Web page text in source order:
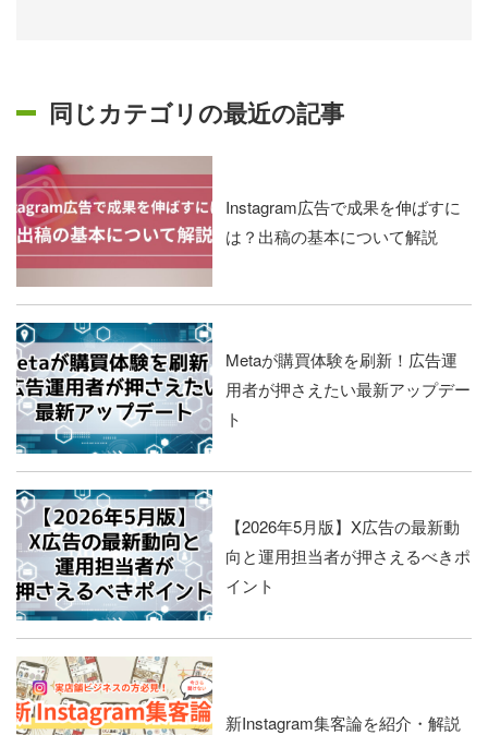
同じカテゴリの最近の記事
Instagram広告で成果を伸ばすに
は？出稿の基本について解説
Metaが購買体験を刷新！広告運
用者が押さえたい最新アップデー
ト
【2026年5月版】X広告の最新動
向と運用担当者が押さえるべきポ
イント
新Instagram集客論を紹介・解説